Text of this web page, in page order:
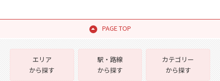
PAGE TOP
エリア
から探す
駅・路線
から探す
カテゴリー
から探す